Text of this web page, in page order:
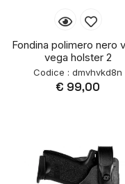
Fondina polimero nero
vega holster 2
Codice : dmvhvkd8n
€ 99,00